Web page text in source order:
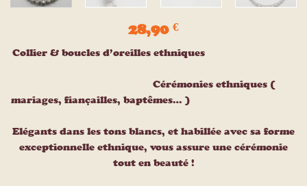
28,90 €
Collier & boucles d’oreilles ethniques
Cérémonies ethniques (
mariages, fiançailles, baptêmes… )
Elégants dans les tons blancs, et habillée avec sa forme
exceptionnelle ethnique, vous assure une cérémonie
tout en beauté !